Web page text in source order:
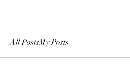
All PostsMy Posts